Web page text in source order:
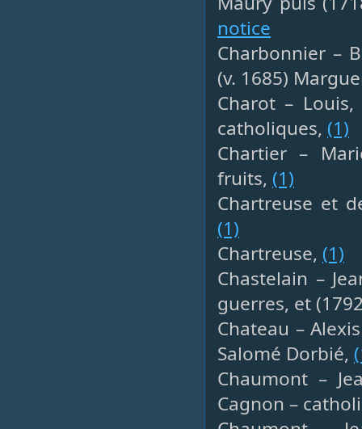
notice
Charbonnier –
(v. 1685)
Charot –
catholiques, (1)
Chartier –
fruits, (1)
Chartreuse et
(1)
Chartreuse, (1)
Chastelain –
guerres, et
Chateau –
Salomé Dorbié,
Chaumont –
Cagnon –